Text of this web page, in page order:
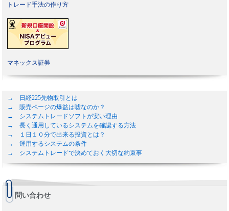
トレード手法の作り方
マネックス証券
→ 日経225先物取引とは
→ 販売ページの爆益は嘘なのか？
→ システムトレードソフトが安い理由
→ 長く通用しているシステムを確認する方法
→ １日１０分で出来る投資とは？
→ 運用するシステムの条件
→ システムトレードで決めておく大切な約束事
問い合わせ